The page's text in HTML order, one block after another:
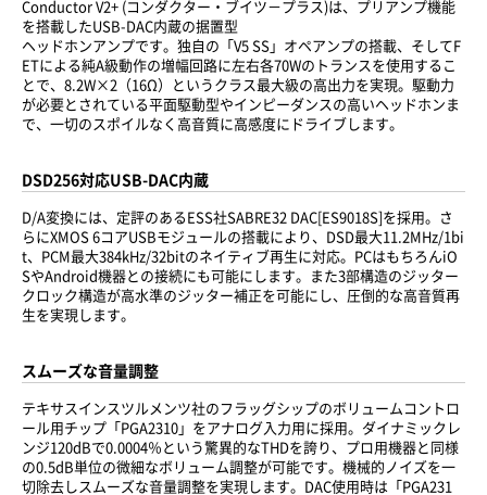
Conductor V2+ (コンダクター・ブイツ－プラス)は、プリアンプ機能
を搭載したUSB-DAC内蔵の据置型
ヘッドホンアンプです。独自の「V5 SS」オペアンプの搭載、そしてF
ETによる純A級動作の増幅回路に左右各70Wのトランスを使用するこ
とで、8.2W×2（16Ω）というクラス最大級の高出力を実現。駆動力
が必要とされている平面駆動型やインピーダンスの高いヘッドホンま
で、一切のスポイルなく高音質に高感度にドライブします。
DSD256対応USB-DAC内蔵
D/A変換には、定評のあるESS社SABRE32 DAC[ES9018S]を採用。さ
らにXMOS 6コアUSBモジュールの搭載により、DSD最大11.2MHz/1bi
t、PCM最大384kHz/32bitのネイティブ再生に対応。PCはもちろんiO
SやAndroid機器との接続にも可能にします。また3部構造のジッター
クロック構造が高水準のジッター補正を可能にし、圧倒的な高音質再
生を実現します。
スムーズな音量調整
テキサスインスツルメンツ社のフラッグシップのボリュームコントロ
ール用チップ「PGA2310」をアナログ入力用に採用。ダイナミックレ
ンジ120dBで0.0004％という驚異的なTHDを誇り、プロ用機器と同様
の0.5dB単位の微細なボリューム調整が可能です。機械的ノイズを一
切除去しスムーズな音量調整を実現します。DAC使用時は「PGA231